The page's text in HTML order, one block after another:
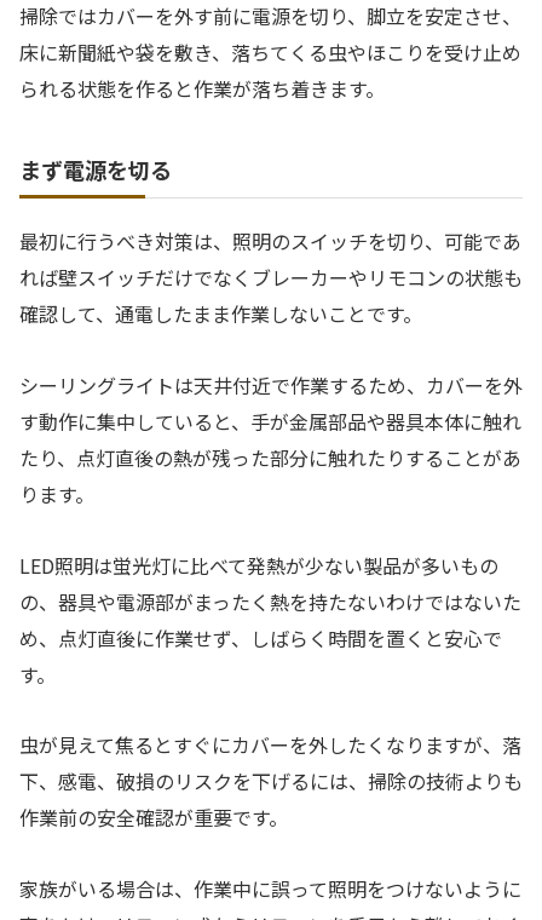
掃除ではカバーを外す前に電源を切り、脚立を安定させ、
床に新聞紙や袋を敷き、落ちてくる虫やほこりを受け止め
られる状態を作ると作業が落ち着きます。
まず電源を切る
最初に行うべき対策は、照明のスイッチを切り、可能であ
れば壁スイッチだけでなくブレーカーやリモコンの状態も
確認して、通電したまま作業しないことです。
シーリングライトは天井付近で作業するため、カバーを外
す動作に集中していると、手が金属部品や器具本体に触れ
たり、点灯直後の熱が残った部分に触れたりすることがあ
ります。
LED照明は蛍光灯に比べて発熱が少ない製品が多いもの
の、器具や電源部がまったく熱を持たないわけではないた
め、点灯直後に作業せず、しばらく時間を置くと安心で
す。
虫が見えて焦るとすぐにカバーを外したくなりますが、落
下、感電、破損のリスクを下げるには、掃除の技術よりも
作業前の安全確認が重要です。
家族がいる場合は、作業中に誤って照明をつけないように